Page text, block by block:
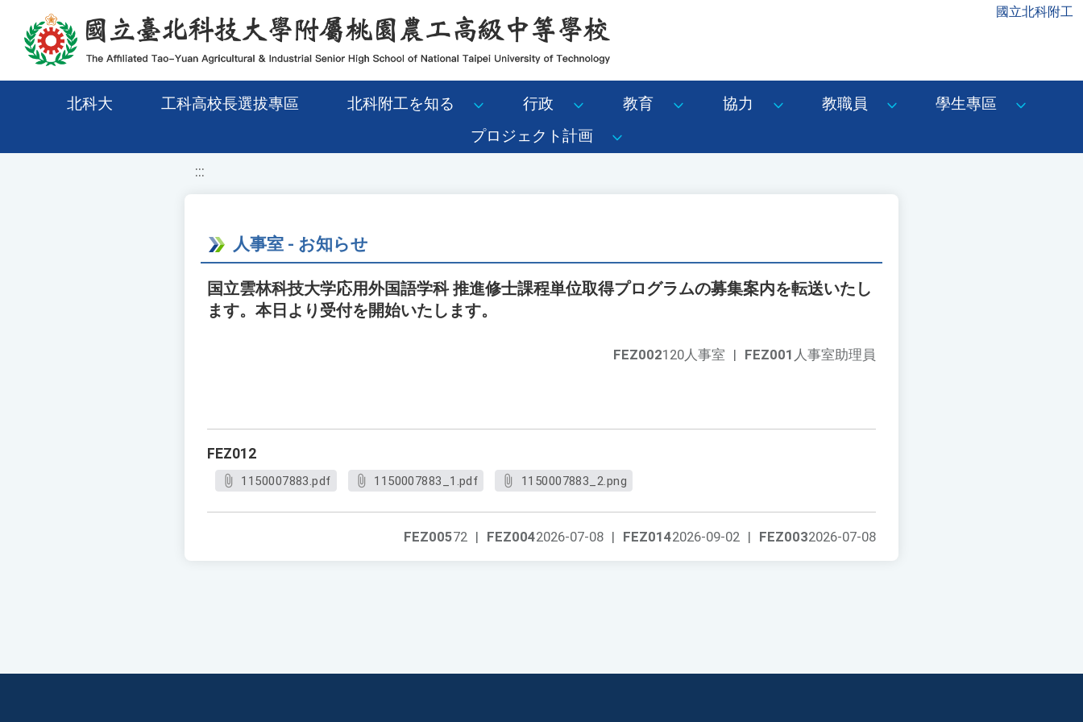
移至網頁之主要內容區位置 國立北科附工
北科大 工科高校長選拔專區 北科附工を知る 行政 教育 協力 教職員
學生專區
プロジェクト計画
:::
人事室 - お知らせ
国立雲林科技大学応用外国語学科 推進修士課程単位取得プログラムの募集案内を転送いたし
ます。本日より受付を開始いたします。
FEZ001 人事室助理員
FEZ002120人事室 |
FEZ012
1150007883.pdf 1150007883_1.pdf 1150007883_2.png
FEZ0032026-07-08
FEZ0142026-09-02 |
FEZ0042026-07-08 |
FEZ00572 |